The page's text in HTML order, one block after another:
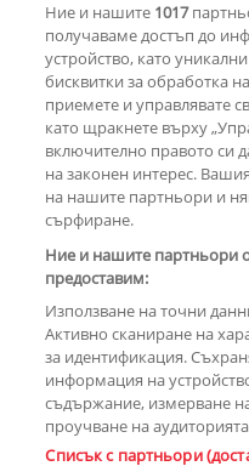
дом":
шанс
Copyright © 2007-2026
Ние и нашите 1017
получаваме достъп до
устройство, като
бисквитки за обработка
приемете и управлявате
като щракнете върху
включително правото си
на законен интерес.
на нашите партньори и
сърфиране.
Ние и нашите партньори
предоставим:
Използване на точни
Активно сканиране на
за идентификация.
информация на
съдържание, измерване
проучване на
Списък с партньори